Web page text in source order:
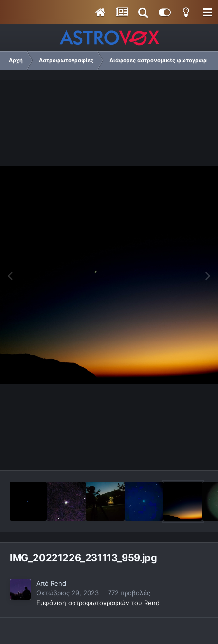
Αρχή Αστροφωτογραφίες Διάφορες αστρονομικές φωτογραφίες
IMG_20221226_231113_959.jpg
Από Rend
Οκτώβριος 29, 2023
772 προβολές
Εμφάνιση αστροφωτογραφιών του Rend